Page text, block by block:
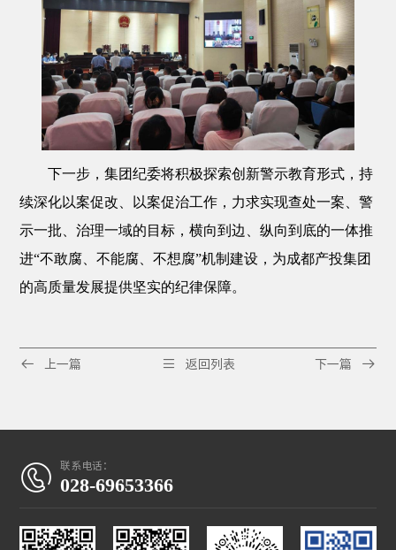
下一步，集团纪委将积极探索创新警示教育形式，持
续深化以案促改、以案促治工作，力求实现查处一案、警
示一批、治理一域的目标，横向到边、纵向到底的一体推
进“不敢腐、不能腐、不想腐”机制建设，为成都产投集团
的高质量发展提供坚实的纪律保障。
 上一篇  返回列表 下一篇 
 联系电话：
028-69653366